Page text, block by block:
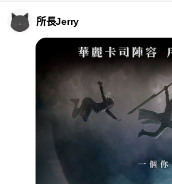
所長Jerry